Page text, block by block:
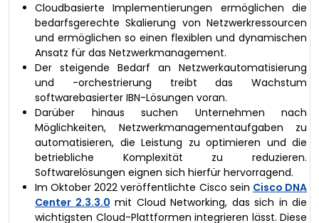
Cloudbasierte Implementierungen ermöglichen die
bedarfsgerechte Skalierung von Netzwerkressourcen
und ermöglichen so einen flexiblen und dynamischen
Ansatz für das Netzwerkmanagement.
Der steigende Bedarf an Netzwerkautomatisierung
und -orchestrierung treibt das Wachstum
softwarebasierter IBN-Lösungen voran.
Darüber hinaus suchen Unternehmen nach
Möglichkeiten, Netzwerkmanagementaufgaben zu
automatisieren, die Leistung zu optimieren und die
betriebliche Komplexität zu reduzieren.
Softwarelösungen eignen sich hierfür hervorragend.
Im Oktober 2022 veröffentlichte Cisco sein Cisco DNA
Center 2.3.3.0 mit Cloud Networking, das sich in die
wichtigsten Cloud-Plattformen integrieren lässt. Diese